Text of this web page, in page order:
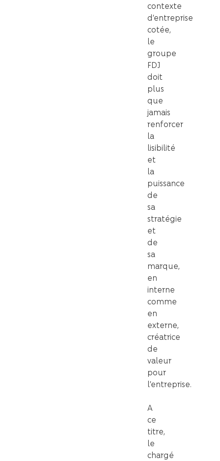
contexte
d’entreprise
cotée,
le
groupe
FDJ
doit
plus
que
jamais
renforcer
la
lisibilité
et
la
puissance
de
sa
stratégie
et
de
sa
marque,
en
interne
comme
en
externe,
créatrice
de
valeur
pour
l’entreprise.
A
ce
titre,
le
chargé